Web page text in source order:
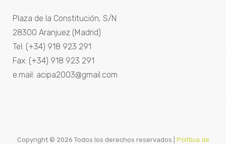
Plaza de la Constitución, S/N
28300 Aranjuez (Madrid)
Tel: (+34) 918 923 291
Fax: (+34) 918 923 291
e.mail: acipa2003@gmail.com
Copyright © 2026 Todos los derechos reservados | Política de